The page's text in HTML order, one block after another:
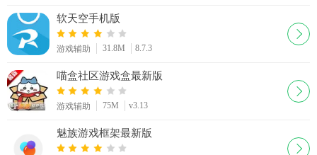
软天空手机版
游戏辅助 31.8M 8.7.3
喵盒社区游戏盒最新版
游戏辅助 75M v3.13
魅族游戏框架最新版